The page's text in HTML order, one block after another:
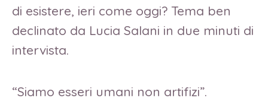
di esistere, ieri come oggi? Tema ben
declinato da Lucia Salani in due minuti di
intervista.
“Siamo esseri umani non artifizi”.